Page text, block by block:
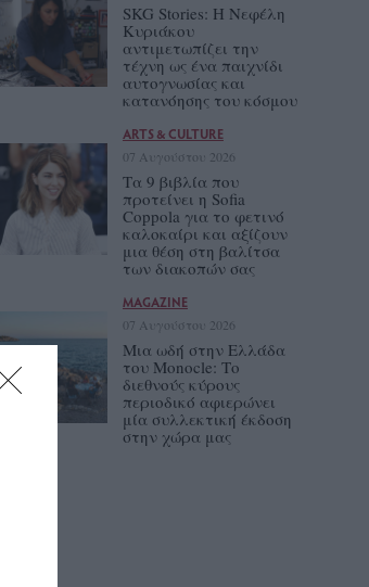
SKG Stories: Η Νεφέλη
Κυριάκου
αντιμετωπίζει την
τέχνη ως ένα παιχνίδι
αυτογνωσίας και
κατανόησης του κόσμου
ARTS & CULTURE
07 Αυγούστου 2026
Τα 9 βιβλία που
προτείνει η Sofia
Coppola για το φετινό
καλοκαίρι και αξίζουν
μια θέση στη βαλίτσα
των διακοπών σας
MAGAZINE
07 Αυγούστου 2026
Μια ωδή στην Ελλάδα
του Monocle: Το
διεθνούς κύρους
περιοδικό αφιερώνει
μία συλλεκτική έκδοση
στην χώρα μας